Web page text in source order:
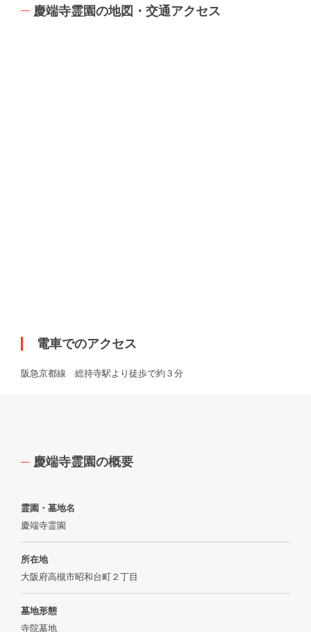
慶端寺霊園の地図・交通アクセス
電車でのアクセス
阪急京都線 総持寺駅より徒歩で約３分
慶端寺霊園の概要
霊園・墓地名
慶端寺霊園
所在地
大阪府高槻市昭和台町２丁目
墓地形態
寺院墓地